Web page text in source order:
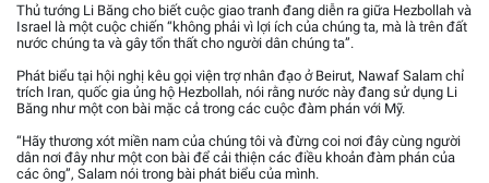
Thủ tướng Li Băng cho biết cuộc giao tranh đang diễn ra giữa Hezbollah và
Israel là một cuộc chiến “không phải vì lợi ích của chúng ta, mà là trên đất
nước chúng ta và gây tổn thất cho người dân chúng ta”.
Phát biểu tại hội nghị kêu gọi viện trợ nhân đạo ở Beirut, Nawaf Salam chỉ
trích Iran, quốc gia ủng hộ Hezbollah, nói rằng nước này đang sử dụng Li
Băng như một con bài mặc cả trong các cuộc đàm phán với Mỹ.
“Hãy thương xót miền nam của chúng tôi và đừng coi nơi đây cùng người
dân nơi đây như một con bài để cải thiện các điều khoản đàm phán của
các ông”, Salam nói trong bài phát biểu của mình.